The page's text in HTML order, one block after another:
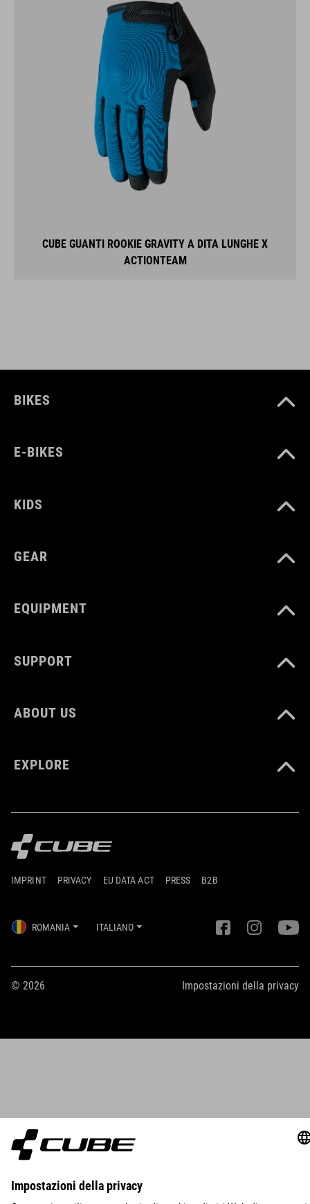
CUBE GUANTI ROOKIE GRAVITY A DITA LUNGHE X
ACTIONTEAM
BIKES
E-BIKES
KIDS
GEAR
EQUIPMENT
SUPPORT
ABOUT US
EXPLORE
IMPRINT PRIVACY EU DATA ACT PRESS B2B
ROMANIA ITALIANO
© 2026 Impostazioni della privacy